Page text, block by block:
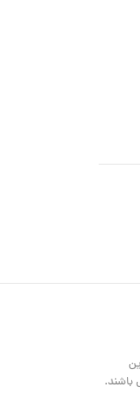
این
چنج اور ( رله 60.12 فیندر ) و 3 کنتاکت چنج اور ( رله 60.13 فیندر ) با جریان کنتاکت 10 آمپر می باشند.